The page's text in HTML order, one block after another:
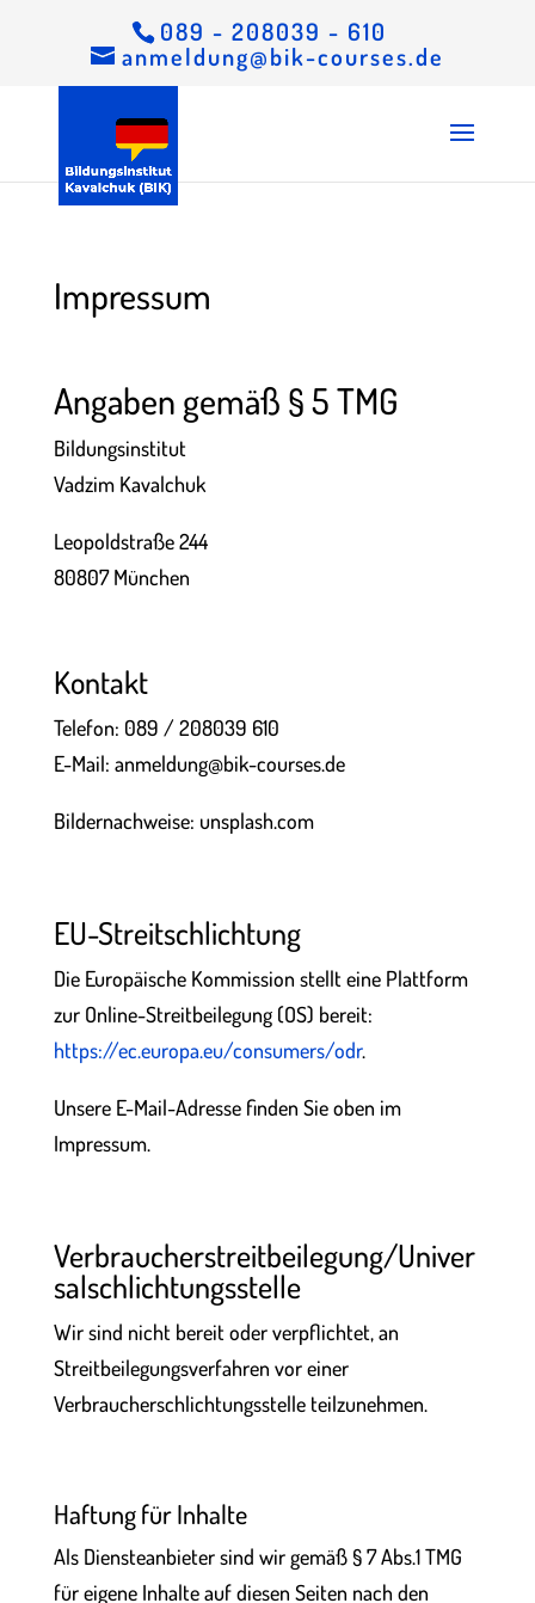
089 - 208039 - 610
anmeldung@bik-courses.de
Impressum
Angaben gemäß § 5 TMG
Bildungsinstitut
Vadzim Kavalchuk
Leopoldstraße 244
80807 München
Kontakt
Telefon: 089 / 208039 610
E-Mail: anmeldung@bik-courses.de
Bildernachweise: unsplash.com
EU-Streitschlichtung
Die Europäische Kommission stellt eine Plattform
zur Online-Streitbeilegung (OS) bereit:
https://ec.europa.eu/consumers/odr.
Unsere E-Mail-Adresse finden Sie oben im
Impressum.
Verbraucherstreitbeilegung/Univer
salschlichtungsstelle
Wir sind nicht bereit oder verpflichtet, an
Streitbeilegungsverfahren vor einer
Verbraucherschlichtungsstelle teilzunehmen.
Haftung für Inhalte
Als Diensteanbieter sind wir gemäß § 7 Abs.1 TMG
für eigene Inhalte auf diesen Seiten nach den